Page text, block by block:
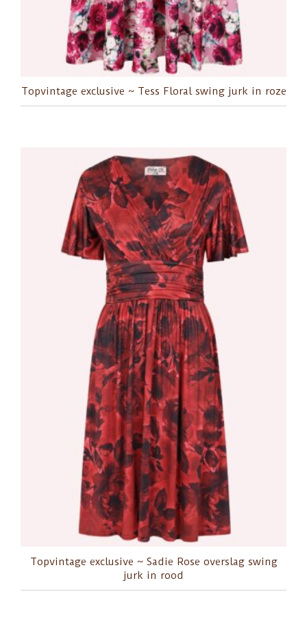
Topvintage exclusive ~ Tess Floral swing jurk in roze
Topvintage exclusive ~ Sadie Rose overslag swing
jurk in rood